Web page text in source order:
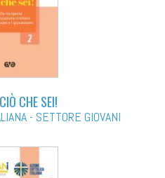
CHE SEI!
- SETTORE GIOVANI